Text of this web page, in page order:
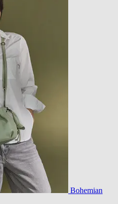
Bohemian